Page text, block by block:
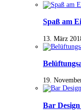
Spaß am
13. März
19.
Bar